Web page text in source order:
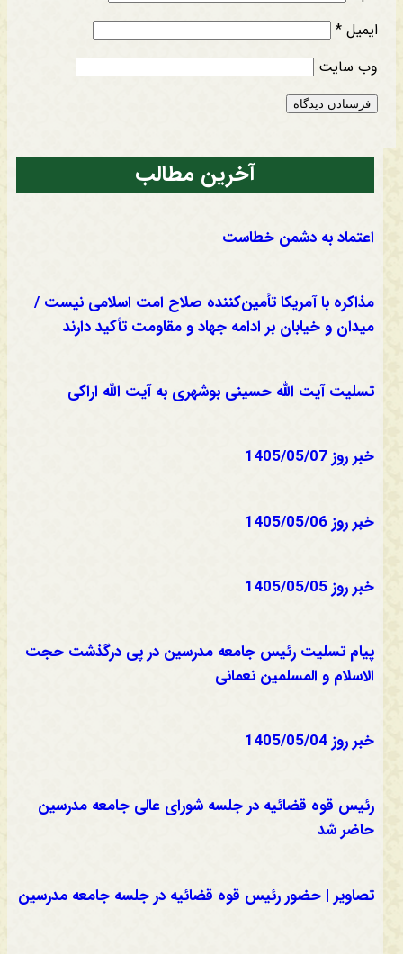
ایمیل *
وب‌ سایت
آخرین مطالب
اعتماد به دشمن خطاست
مذاکره با آمریکا تأمین‌کننده صلاح امت اسلامی نیست /
میدان و خیابان بر ادامه جهاد و مقاومت تأکید دارند
تسلیت آیت الله حسینی بوشهری به آیت الله اراکی
خبر روز 1405/05/07
خبر روز 1405/05/06
خبر روز 1405/05/05
پیام تسلیت رئیس جامعه مدرسین در پی درگذشت حجت
الاسلام و المسلمین نعمانی
خبر روز 1405/05/04
رئیس قوه قضائیه در جلسه شورای عالی جامعه مدرسین
حاضر شد
تصاویر | حضور رئیس قوه قضائیه در جلسه جامعه مدرسین